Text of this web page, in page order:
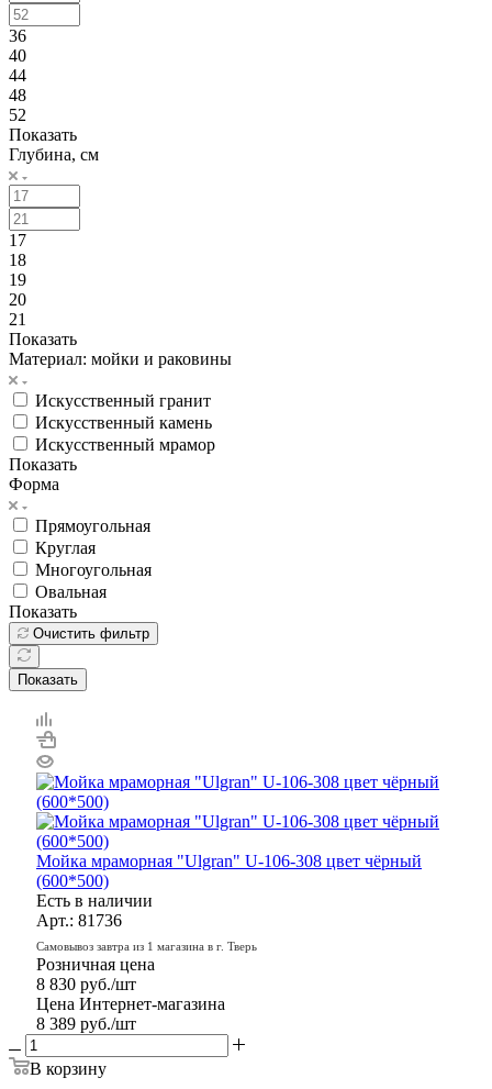
36
40
44
48
52
Показать
Глубина, см
17
18
19
20
21
Показать
Материал: мойки и раковины
Искусственный гранит
Искусственный камень
Искусственный мрамор
Показать
Форма
Прямоугольная
Круглая
Многоугольная
Овальная
Показать
Очистить фильтр
Показать
Мойка мраморная "Ulgran" U-106-308 цвет чёрный
(600*500)
Есть в наличии
Арт.: 81736
Самовывоз завтра из 1 магазина в г. Тверь
Розничная цена
8 830 руб./шт
Цена Интернет-магазина
8 389 руб./шт
В корзину